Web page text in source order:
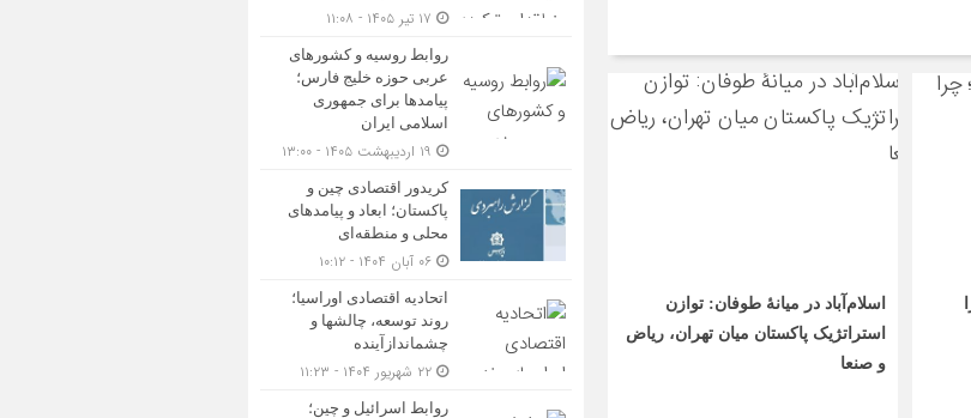
اسلام‌آباد در میانۀ طوفان: توازن
استراتژیک پاکستان میان تهران، ریاض
و صنعا
روابط روسیه و کشورهای
عربی حوزه خلیج فارس؛
پیامدها برای جمهوری
اسلامی ایران
کریدور اقتصادی چین و
پاکستان؛ ابعاد و پیامدهای
محلی و منطقه‌ای
اتحادیه اقتصادی اوراسیا؛
روند توسعه، چالشها و
چشماندازآینده
روابط اسرائیل و چین؛